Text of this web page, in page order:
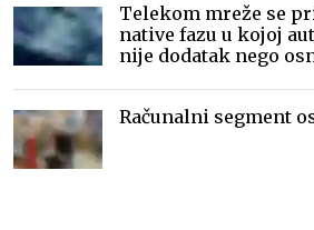
Telekom mreže se
native fazu u kojoj
nije dodatak nego
Računalni segment